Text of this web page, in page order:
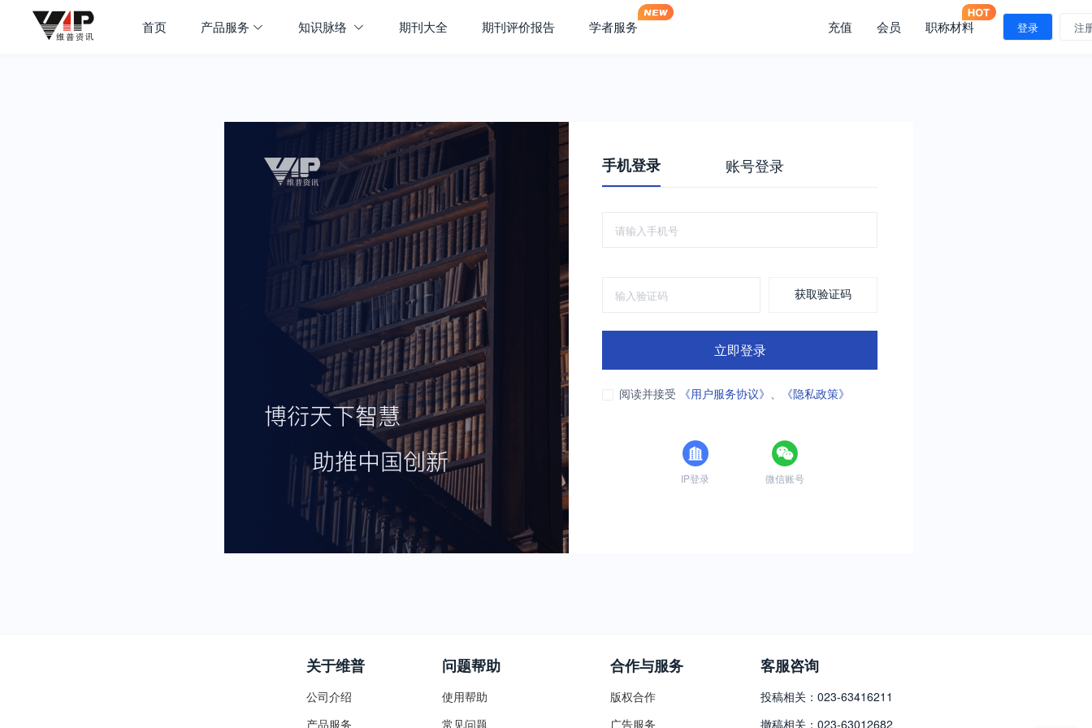
首页 产品服务 知识脉络 期刊大全 期刊评价报告 学者服务 充值 会员 职称材料 登录 注
手机登录 账号登录
获取验证码
立即登录
阅读并接受 《用户服务协议》 、 《隐私政策》
IP登录 微信账号
关于维普
公司介绍
产品服务
问题帮助
使用帮助
常见问题
合作与服务
版权合作
广告服务
客服咨询
投稿相关：023-63416211
撤稿相关：023-63012682